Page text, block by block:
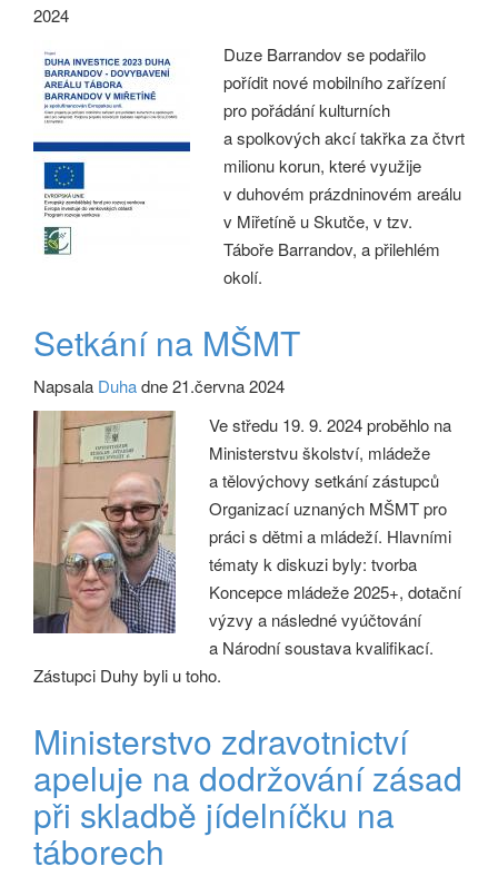
2024
Duze Barrandov se podařilo
pořídit nové mobilního zařízení
pro pořádání kulturních
a spolkových akcí takřka za čtvrt
milionu korun, které využije
v duhovém prázdninovém areálu
v Miřetíně u Skutče, v tzv.
Táboře Barrandov, a přilehlém
okolí.
Setkání na MŠMT
Napsala Duhadne 21.června 2024
Ve středu 19. 9. 2024 proběhlo na
Ministerstvu školství, mládeže
a tělovýchovy setkání zástupců
Organizací uznaných MŠMT pro
práci s dětmi a mládeží. Hlavními
tématy k diskuzi byly: tvorba
Koncepce mládeže 2025+, dotační
výzvy a následné vyúčtování
a Národní soustava kvalifikací.
Zástupci Duhy byli u toho.
Ministerstvo zdravotnictví
apeluje na dodržování zásad
při skladbě jídelníčku na
táborech